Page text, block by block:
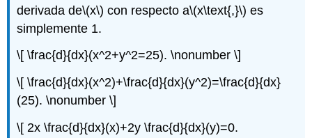
derivada de\(x\) con respecto a\(x\text{,}\) es
simplemente 1.
\[ \frac{d}{dx}(x^2+y^2=25). \nonumber \]
\[ \frac{d}{dx}(x^2)+\frac{d}{dx}(y^2)=\frac{d}{dx}
(25). \nonumber \]
\[ 2x \frac{d}{dx}(x)+2y \frac{d}{dx}(y)=0.